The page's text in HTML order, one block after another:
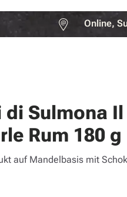
Online,
di Sulmona
Rum 180 g
auf Mandelbasis mit